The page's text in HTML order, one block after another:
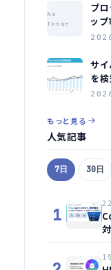
No
Image
プ
ッ
に
サ
を
同
もっと見る
人気記事
7日 30日
1